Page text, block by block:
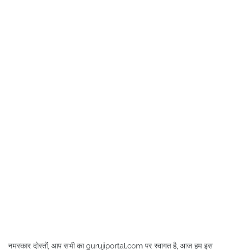
नमस्कार दोस्तों, आप सभी का gurujiportal.com पर स्वागत है, आज हम इस